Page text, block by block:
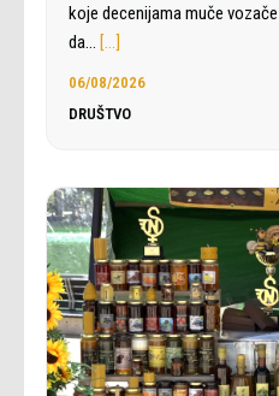
koje decenijama muče
da… […]
06/08/2026
DRUŠTVO